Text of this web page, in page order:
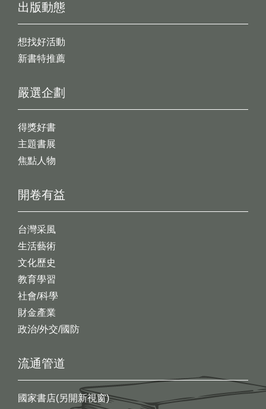
出版動態
想找好活動
新書特推薦
開卷有益
台灣采風
生活藝術
文化歷史
教育學習
社會/科學
財金產業
政治/外交/國防
嚴選企劃
得獎好書
主題書展
焦點人物
流通管道
國家書店(另開新視窗)